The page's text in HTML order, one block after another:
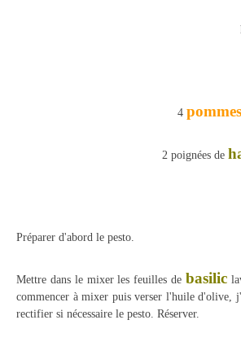
4
2 poignées de
Préparer d'abord le pesto.
Mettre dans le mixer les feuilles de basilic
commencer à mixer puis verser l'huile d'olive,
rectifier si nécessaire le pesto. Réserver.